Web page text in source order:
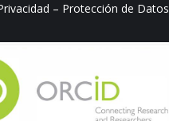
– Protección de Datos